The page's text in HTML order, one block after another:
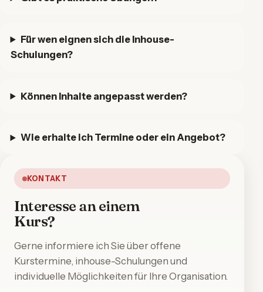
Für wen eignen sich die Inhouse-
Schulungen?
Können Inhalte angepasst werden?
Wie erhalte ich Termine oder ein Angebot?
KONTAKT
Interesse an einem
Kurs?
Gerne informiere ich Sie über offene
Kurstermine, inhouse-Schulungen und
individuelle Möglichkeiten für Ihre Organisation.